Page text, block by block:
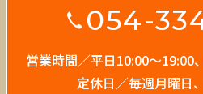
054-
営業時間／平日10:00〜19:00、
定休日／毎週月曜日